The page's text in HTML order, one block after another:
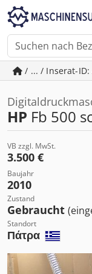
/ ... / Inserat-ID:
HP Fb 500
VB zzgl. MwSt.
3.500 €
Baujahr
2010
Zustand
Gebraucht
Standort
Πάτρα